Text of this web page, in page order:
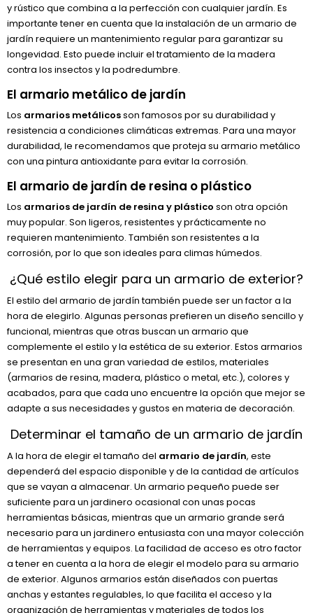
y rústico que combina a la perfección con cualquier jardín. Es
importante tener en cuenta que la instalación de un armario de
jardín requiere un mantenimiento regular para garantizar su
longevidad. Esto puede incluir el tratamiento de la madera
contra los insectos y la podredumbre.
El armario metálico de jardín
Los armarios metálicosson famosos por su durabilidad y
resistencia a condiciones climáticas extremas. Para una mayor
durabilidad, le recomendamos que proteja su armario metálico
con una pintura antioxidante para evitar la corrosión.
El armario de jardín de resina o plástico
Los armarios de jardín de resina y plástico son otra opción
muy popular. Son ligeros, resistentes y prácticamente no
requieren mantenimiento. También son resistentes a la
corrosión, por lo que son ideales para climas húmedos.
¿Qué estilo elegir para un armario de exterior?
El estilo del armario de jardín también puede ser un factor a la
hora de elegirlo. Algunas personas prefieren un diseño sencillo y
funcional, mientras que otras buscan un armario que
complemente el estilo y la estética de su exterior. Estos armarios
se presentan en una gran variedad de estilos, materiales
(armarios de resina, madera, plástico o metal, etc.), colores y
acabados, para que cada uno encuentre la opción que mejor se
adapte a sus necesidades y gustos en materia de decoración.
Determinar el tamaño de un armario de jardín
A la hora de elegir el tamaño del armario de jardín, este
dependerá del espacio disponible y de la cantidad de artículos
que se vayan a almacenar. Un armario pequeño puede ser
suficiente para un jardinero ocasional con unas pocas
herramientas básicas, mientras que un armario grande será
necesario para un jardinero entusiasta con una mayor colección
de herramientas y equipos. La facilidad de acceso es otro factor
a tener en cuenta a la hora de elegir el modelo para su armario
de exterior. Algunos armarios están diseñados con puertas
anchas y estantes regulables, lo que facilita el acceso y la
organización de herramientas y materiales de todos los